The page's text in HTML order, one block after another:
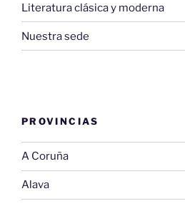
Literatura clásica y moderna
Nuestra sede
PROVINCIAS
A Coruña
Alava